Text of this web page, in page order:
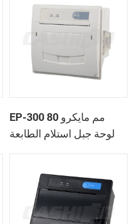
EP-300 80 مم مايكرو
لوحة جبل استلام الطابعة